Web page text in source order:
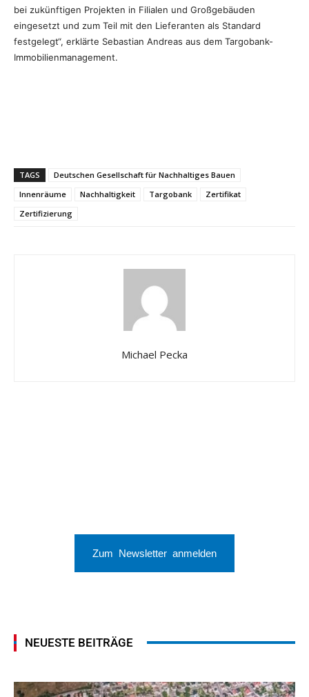
bei zukünftigen Projekten in Filialen und Großgebäuden
eingesetzt und zum Teil mit den Lieferanten als Standard
festgelegt“, erklärte Sebastian Andreas aus dem Targobank-
Immobilienmanagement.
TAGS
Deutschen Gesellschaft für Nachhaltiges Bauen
Innenräume
Nachhaltigkeit Targobank
Zertifikat
Zertifizierung
Michael Pecka
Zum Newsletter anmelden
NEUESTE BEITRÄGE